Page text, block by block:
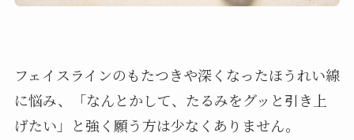
フェイスラインのもたつきや深くなったほうれい線
に悩み、「なんとかして、たるみをグッと引き上
げたい」と強く願う方は少なくありません。